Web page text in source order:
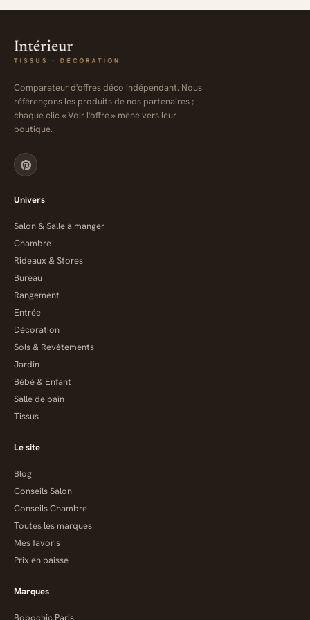
Comparateur d'offres déco indépendant. Nous
référençons les produits de nos partenaires ;
chaque clic « Voir l'offre » mène vers leur
boutique.
Univers
Salon & Salle à manger
Chambre
Rideaux & Stores
Bureau
Rangement
Entrée
Décoration
Sols & Revêtements
Jardin
Bébé & Enfant
Salle de bain
Tissus
Le site
Blog
Conseils Salon
Conseils Chambre
Toutes les marques
Mes favoris
Prix en baisse
Marques
Bobochic Paris